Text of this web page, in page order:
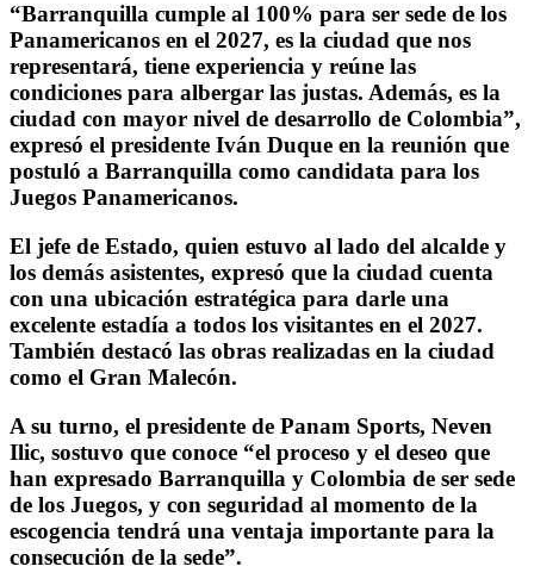
“Barranquilla cumple al 100% para ser sede de los
Panamericanos en el 2027, es la ciudad que nos
representará, tiene experiencia y reúne las
condiciones para albergar las justas. Además, es la
ciudad con mayor nivel de desarrollo de Colombia”,
expresó el presidente Iván Duque en la reunión que
postuló a Barranquilla como candidata para los
Juegos Panamericanos.
El jefe de Estado, quien estuvo al lado del alcalde y
los demás asistentes, expresó que la ciudad cuenta
con una ubicación estratégica para darle una
excelente estadía a todos los visitantes en el 2027.
También destacó las obras realizadas en la ciudad
como el Gran Malecón.
A su turno, el presidente de Panam Sports, Neven
Ilic, sostuvo que conoce “el proceso y el deseo que
han expresado Barranquilla y Colombia de ser sede
de los Juegos, y con seguridad al momento de la
escogencia tendrá una ventaja importante para la
consecución de la sede”.